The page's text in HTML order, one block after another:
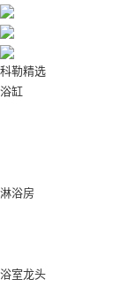
科勒精选
浴缸
淋浴房
浴室龙头